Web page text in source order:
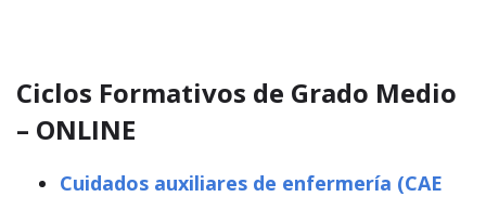
Ciclos Formativos de Grado Medio
– ONLINE
Cuidados auxiliares de enfermería (CAE